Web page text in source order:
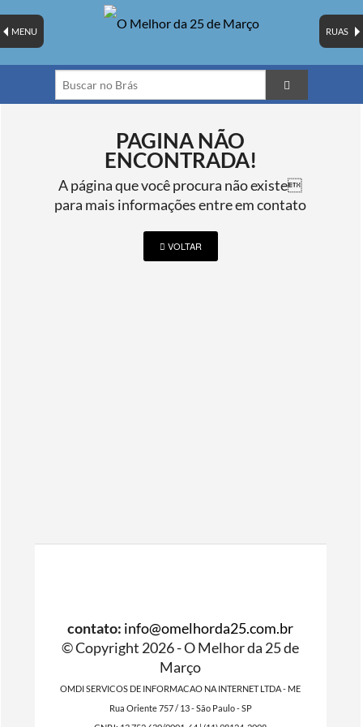
RUAS
MENU
PAGINA NÃO
ENCONTRADA!
A página que você procura não existe
para mais informações entre em contato
VOLTAR
contato: info@omelhorda25.com.br
© Copyright 2026 - O Melhor da 25 de
Março
OMDI SERVICOS DE INFORMACAO NA INTERNET LTDA - ME
Rua Oriente 757 / 13 - São Paulo - SP